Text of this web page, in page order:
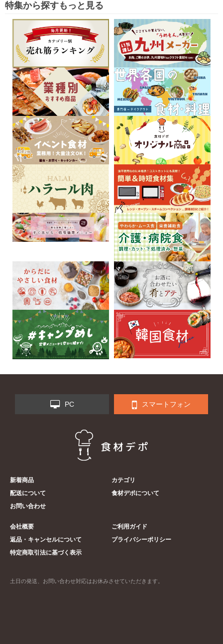
特集から探すもっと見る
PC スマートフォン
新着商品
カテゴリ
配送について
食材デポについて
お問い合わせ
会社概要
ご利用ガイド
返品・キャンセルについて
プライバシーポリシー
特定商取引法に基づく表示
土日の発送、お問い合わせ対応はお休みさせていただきます。